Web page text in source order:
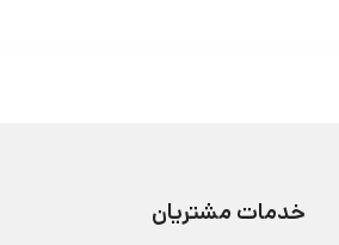
خدمات مشتریان